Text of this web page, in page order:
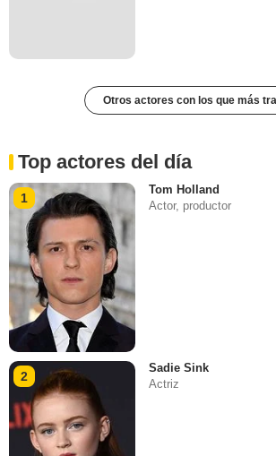
Otros actores con los que más
Top actores del día
1
Tom Holland
Actor, productor
2
Sadie Sink
Actriz